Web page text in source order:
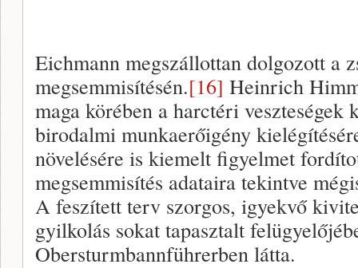
Eichmann megszállottan dolgozott a
megsemmisítésén.[16] Heinrich
maga körében a harctéri veszteségek
birodalmi munkaerőigény
növelésére is kiemelt figyelmet
megsemmisítés adataira tekintve
A feszített terv szorgos, igyekvő
gyilkolás sokat tapasztalt
Obersturmbannführerben látta.